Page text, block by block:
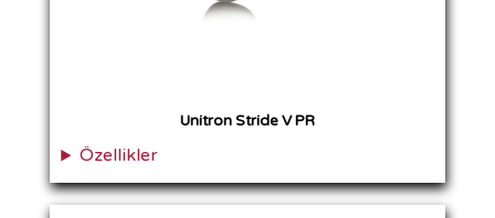
Unitron Stride V PR
Özellikler